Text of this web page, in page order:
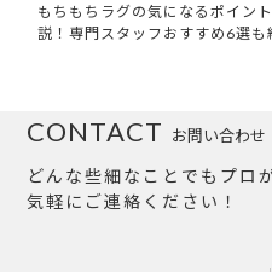
もちもちラグの気になるポイン
説！専門スタッフおすすめ6選も
お問い合わせ
CONTACT
どんな些細なことでもプロ
気軽にご連絡ください！